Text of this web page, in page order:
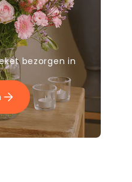
bezorgen in